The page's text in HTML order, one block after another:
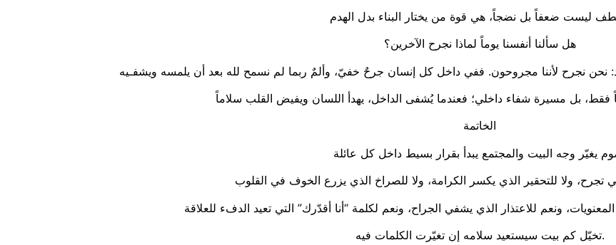
هل سألنا أنفسنا يوماً لماذا نجرح الآخرين؟
الخاتمة
تخيّل كم بيت سيستعيد سلامه إن تغيّرت الكلمات فيه.